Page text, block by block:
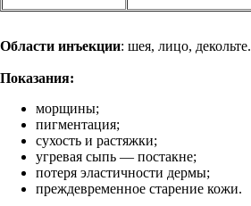
Области инъекции: шея, лицо, декольте.
Показания:
морщины;
пигментация;
сухость и растяжки;
угревая сыпь — постакне;
потеря эластичности дермы;
преждевременное старение кожи.